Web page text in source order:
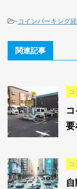
-コインパーキング
関連記事
コ
要
コ